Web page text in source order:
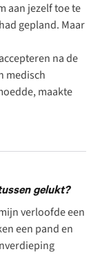
aan jezelf toe te
gepland. Maar
na de
medisch
maakte
gelukt?
verloofde een
een pand en